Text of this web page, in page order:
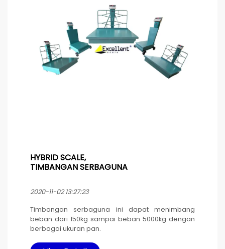
pengaman karet pada konektor untuk
menghindari masuknya air yang bisa
mengakibatkan korsleting. Tetap bisa
dioperasikan pada saat pengisian ulang baterai.
HYBRID SCALE,
TIMBANGAN SERBAGUNA
2020-11-02 13:27:23
Timbangan serbaguna ini dapat menimbang
beban dari 150kg sampai beban 5000kg dengan
berbagai ukuran pan.
Timbangan ini cocok dipakai untuk pabrik industri.